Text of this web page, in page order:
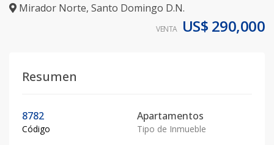
Mirador Norte, Santo Domingo D.N.
VENTA US$ 290,000
Resumen
8782
Código
Apartamentos
Tipo de Inmueble